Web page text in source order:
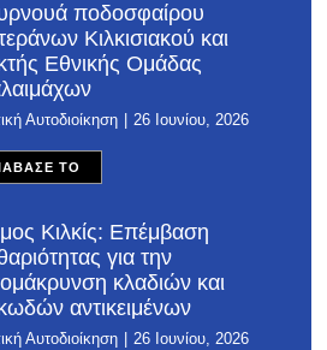
ποδοσφαίρου
Κιλκισιακού και
Εθνικής Ομάδας
Αυτοδιοίκηση 26 Ιουνίου, 2026
ΤΟ
Κιλκίς: Επέμβαση
για την
κλαδιών και
αντικειμένων
Αυτοδιοίκηση 26 Ιουνίου, 2026